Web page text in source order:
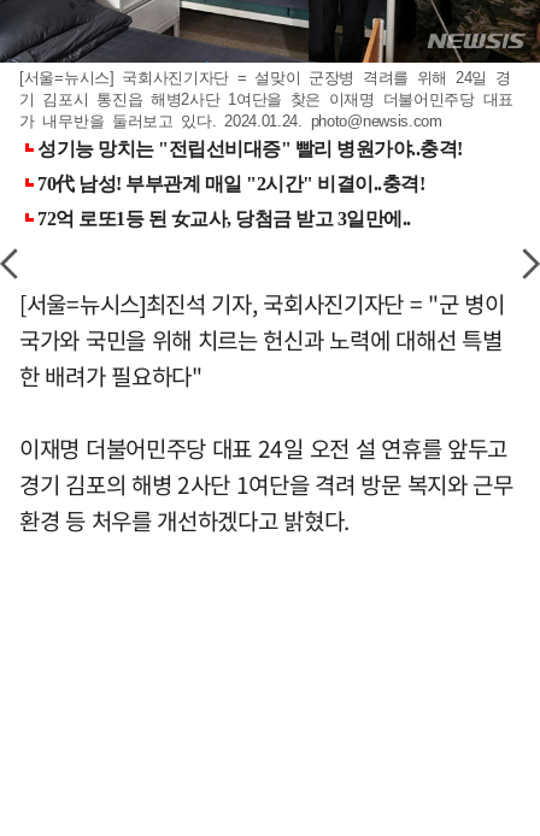
[서울=뉴시스] 국회사진기자단 = 설맞이 군장병 격려를 위해 24일 경
기 김포시 통진읍 해병2사단 1여단을 찾은 이재명 더불어민주당 대표
가 내무반을 둘러보고 있다. 2024.01.24. photo@newsis.com
[서울=뉴시스]최진석 기자, 국회사진기자단 = "군 병이
국가와 국민을 위해 치르는 헌신과 노력에 대해선 특별
한 배려가 필요하다"
이재명 더불어민주당 대표 24일 오전 설 연휴를 앞두고
경기 김포의 해병 2사단 1여단을 격려 방문 복지와 근무
환경 등 처우를 개선하겠다고 밝혔다.